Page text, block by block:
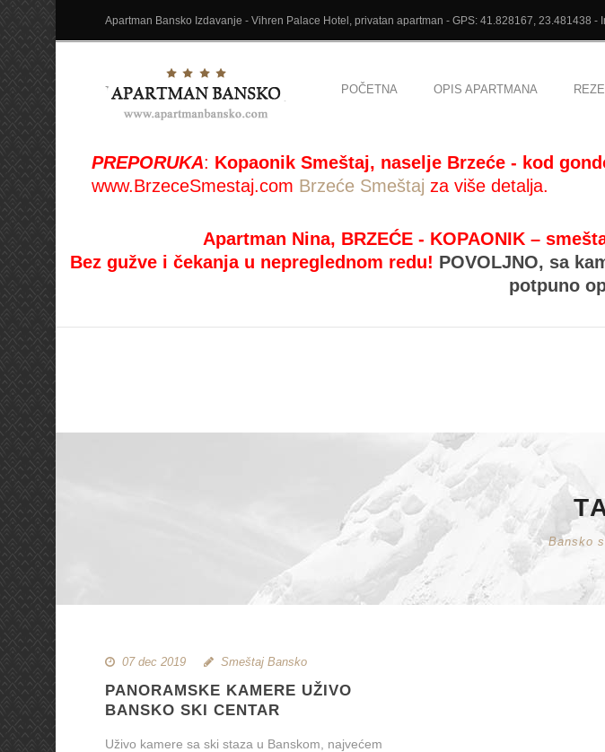
Apartman Bansko Izdavanje - Vihren Palace Hotel, privatan apartman - GPS: 41.828167, 23.481438 -
POČETNA OPIS APARTMANA
PREPORUKA: Kopaonik Smeštaj, naselje Brzeće - kod
www.BrzeceSmestaj.com Brzeće Smeštaj za više detalja.
Apartman Nina, BRZEĆE - KOPAONIK –
Bez gužve i čekanja u nepreglednom redu! POVOLJNO, sa
potpuno
Bansko
07 dec 2019 Smeštaj Bansko
PANORAMSKE KAMERE UŽIVO
BANSKO SKI CENTAR
Uživo kamere sa ski staza u Banskom, najvećem